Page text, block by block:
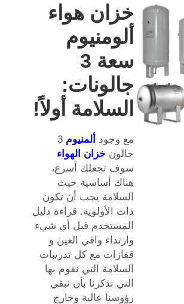
خزان هواء
ألومنيوم
سعة 3
جالونات:
السلامة أولاً!
مع وجود ألمنيوم 3
جالون خزان الهواء
سوف تجعلك أسرع،
هناك أساسية حيث
السلامة يجب أن تكون
ذات الأولوية. قراءة دليل
المستخدم قبل أي شيء
وارتداء واقي العين و
قفازات مع كل تدريبات
السلامة التي نقوم بها
التي تذكرنا بأن نبقي
رؤوسنا عالية وخارج